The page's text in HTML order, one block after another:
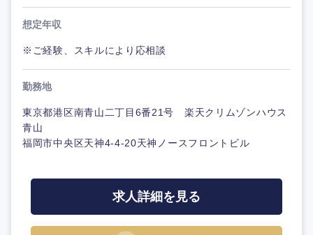
想定年収
※ご経験、スキルにより応相談
勤務地
東京都港区南青山二丁目6番21号 楽天クリムゾンハウス
青山
福岡市中央区天神4-4-20天神ノースフロントビル
求人詳細を見る